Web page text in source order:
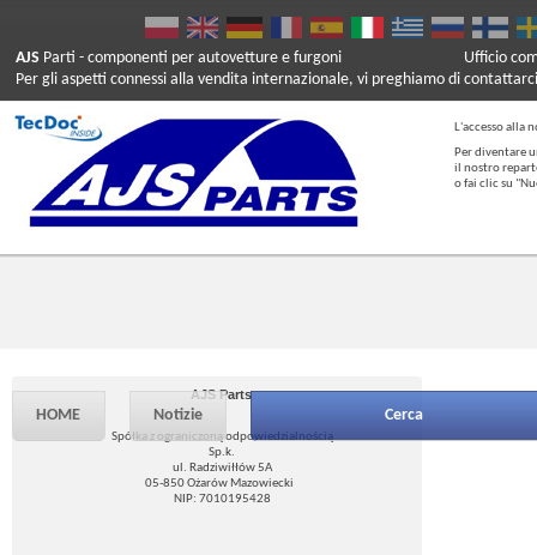
AJS Parti - componenti per autovetture e furgoni
Per gli aspetti connessi alla vendita internazionale, vi preghiamo di
Ufficio
L'accesso alla
Per diventare
il nostro
o fai clic su
HOME Notizie Cerca
AJS Parts
Spółka z ograniczoną odpowiedzialnością
Sp.k.
ul. Radziwiłłów 5A
05-850 Ożarów Mazowiecki
NIP: 7010195428